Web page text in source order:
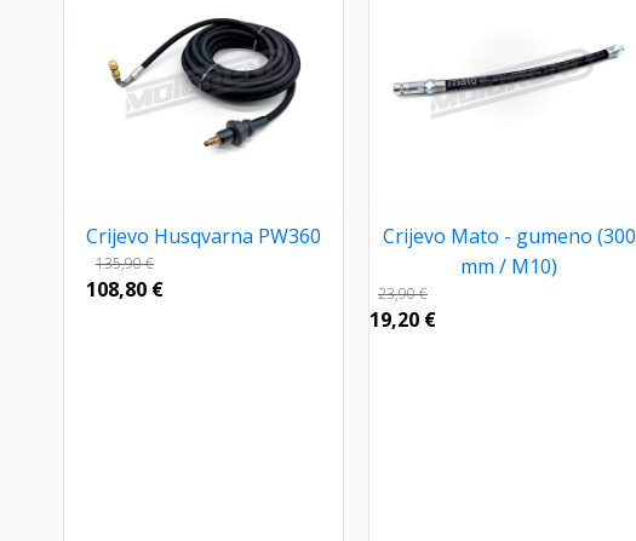
Crijevo Husqvarna PW360
135,90€
108,80 €
Crijevo Mato - gumeno (300
mm / M10)
23,90€
19,20 €